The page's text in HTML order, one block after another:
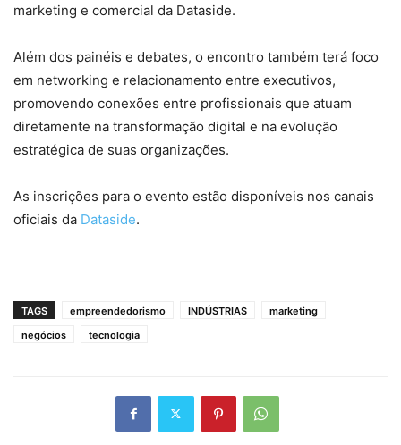
marketing e comercial da Dataside.
Além dos painéis e debates, o encontro também terá foco
em networking e relacionamento entre executivos,
promovendo conexões entre profissionais que atuam
diretamente na transformação digital e na evolução
estratégica de suas organizações.
As inscrições para o evento estão disponíveis nos canais
oficiais da Dataside.
TAGS empreendedorismo INDÚSTRIAS
marketing
negócios
tecnologia